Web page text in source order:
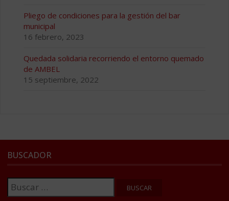
Pliego de condiciones para la gestión del bar
municipal
16 febrero, 2023
Quedada solidaria recorriendo el entorno quemado
de AMBEL
15 septiembre, 2022
BUSCADOR
Buscar: